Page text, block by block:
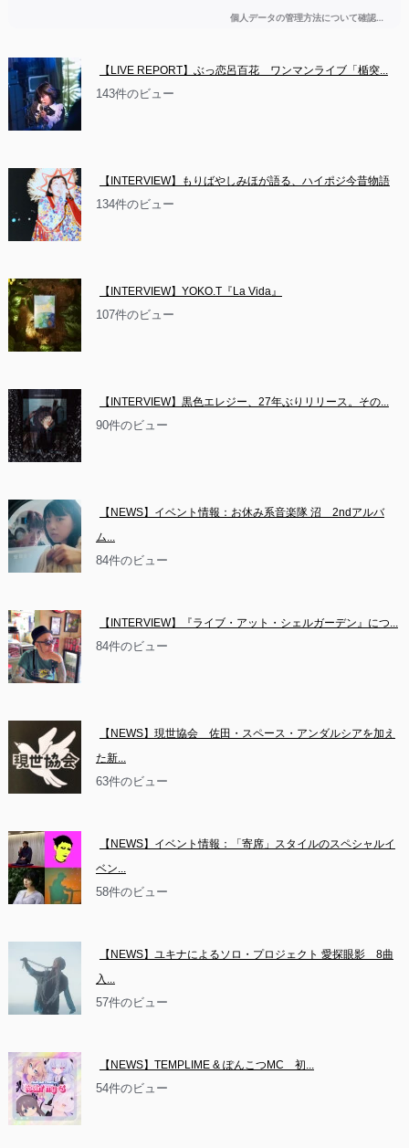
【LIVE REPORT】ぶっ恋呂百花　ワンマンライブ「楯突...
143件のビュー
【INTERVIEW】もりばやしみほが語る、ハイポジ今昔物語
134件のビュー
【INTERVIEW】YOKO.T『La Vida』
107件のビュー
【INTERVIEW】黒色エレジー、27年ぶりリリース。その...
90件のビュー
【NEWS】イベント情報：お休み系音楽隊 沼　2ndアルバ
ム...
84件のビュー
【INTERVIEW】『ライブ・アット・シェルガーデン』につ...
84件のビュー
【NEWS】現世協会　佐田・スペース・アンダルシアを加え
た新...
63件のビュー
【NEWS】イベント情報：「寄席」スタイルのスペシャルイ
ベン...
58件のビュー
【NEWS】ユキナによるソロ・プロジェクト 愛探眼影　8曲
入...
57件のビュー
【NEWS】TEMPLIME & ぽんこつMC　初...
54件のビュー